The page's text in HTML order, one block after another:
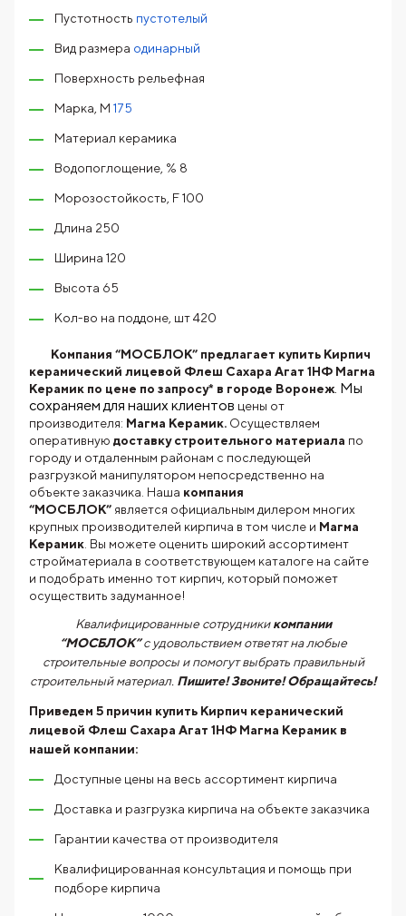
Пустотность пустотелый
Вид размера одинарный
Поверхность рельефная
Марка, М 175
Материал керамика
Водопоглощение, % 8
Морозостойкость, F 100
Длина 250
Ширина 120
Высота 65
Кол-во на поддоне, шт 420
Компания “МОСБЛОК” предлагает купить Кирпич
керамический лицевой Флеш Сахара Агат 1НФ Магма
Керамик по цене по запросу* в городе Воронеж. Мы
сохраняем для наших клиентов цены от
производителя: Магма Керамик. Осуществляем
оперативную доставку строительного материала по
городу и отдаленным районам с последующей
разгрузкой манипулятором непосредственно на
объекте заказчика. Наша компания
“МОСБЛОК” является официальным дилером многих
крупных производителей кирпича в том числе и Магма
Керамик. Вы можете оценить широкий ассортимент
стройматериала в соответствующем каталоге на сайте
и подобрать именно тот кирпич, который поможет
осуществить задуманное!
Квалифицированные сотрудникикомпании
“МОСБЛОК”с удовольствием ответят на любые
строительные вопросы и помогут выбрать правильный
строительный материал. Пишите! Звоните! Обращайтесь!
Приведем 5 причин купить Кирпич керамический
лицевой Флеш Сахара Агат 1НФ Магма Керамик в
нашей компании:
Доступные цены на весь ассортимент кирпича
Доставка и разгрузка кирпича на объекте заказчика
Гарантии качества от производителя
Квалифицированная консультация и помощь при
подборе кирпича